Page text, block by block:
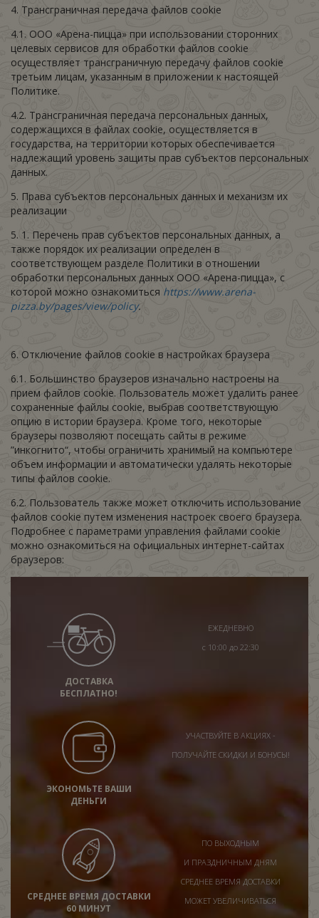
4. Трансграничная передача файлов cookie
4.1. ООО «Арена-пицца» при использовании сторонних
целевых сервисов для обработки файлов cookie
осуществляет трансграничную передачу файлов cookie
третьим лицам, указанным в приложении к настоящей
Политике.
4.2. Трансграничная передача персональных данных,
содержащихся в файлах cookie, осуществляется в
государства, на территории которых обеспечивается
надлежащий уровень защиты прав субъектов персональных
данных.
5. Права субъектов персональных данных и механизм их
реализации
5. 1. Перечень прав субъектов персональных данных, а
также порядок их реализации определен в
соответствующем разделе Политики в отношении
обработки персональных данных ООО «Арена-пицца», с
которой можно ознакомиться https://www.arena-
pizza.by/pages/view/policy.
6. Отключение файлов cookie в настройках браузера
6.1. Большинство браузеров изначально настроены на
прием файлов cookie. Пользователь может удалить ранее
сохраненные файлы сookie, выбрав соответствующую
опцию в истории браузера. Кроме того, некоторые
браузеры позволяют посещать сайты в режиме
”инкогнито“, чтобы ограничить хранимый на компьютере
объем информации и автоматически удалять некоторые
типы файлов cookie.
6.2. Пользователь также может отключить использование
файлов cookie путем изменения настроек своего браузера.
Подробнее с параметрами управления файлами cookie
можно ознакомиться на официальных интернет-сайтах
браузеров:
ДОСТАВКА
БЕСПЛАТНО!
ЕЖЕДНЕВНО
с 10:00 до 22:30
ЭКОНОМЬТЕ ВАШИ
ДЕНЬГИ
УЧАСТВУЙТЕ В АКЦИЯХ -
ПОЛУЧАЙТЕ СКИДКИ И БОНУСЫ!
СРЕДНЕЕ ВРЕМЯ ДОСТАВКИ
60 МИНУТ
ПО ВЫХОДНЫМ
И ПРАЗДНИЧНЫМ ДНЯМ
СРЕДНЕЕ ВРЕМЯ ДОСТАВКИ
МОЖЕТ УВЕЛИЧИВАТЬСЯ